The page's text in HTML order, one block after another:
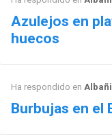
Azulejos en
huecos
Ha respondido en
Burbujas en el